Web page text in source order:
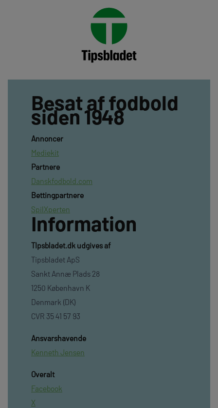
Besat af fodbold
siden 1948
Annoncer
Mediekit
Partnere
Danskfodbold.com
Bettingpartnere
SpilXperten
Information
TIpsbladet.dk udgives af
Tipsbladet ApS
Sankt Annæ Plads 28
1250 København K
Denmark (DK)
CVR 35 41 57 93
Ansvarshavende
Kenneth Jensen
Overalt
Facebook
X